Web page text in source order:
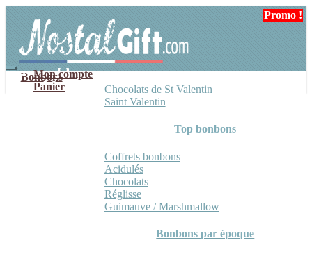
navigation
contenu
Mon compte
Panier
Bonbons
Chocolats de St Valentin
Saint Valentin
Top bonbons
Coffrets bonbons
Acidulés
Chocolats
Réglisse
Guimauve / Marshmallow
Bonbons par époque
Promo !